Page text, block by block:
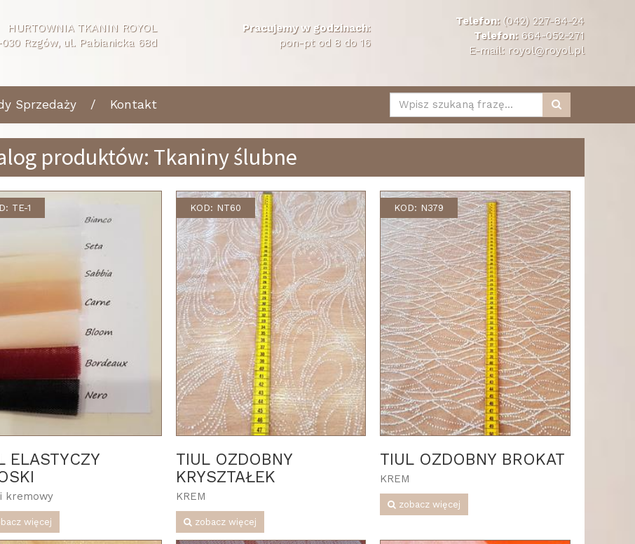
HURTOWNIA TKANIN ROYOL
030 Rzgów, ul. Pabianicka 68d
Pracujemy w godzinach:
pon-pt od 8 do 16
Telefon:(042) 227-84-24
Telefon:664-052-271
E-mail: royol@royol.pl
Sprzedaży Kontakt
produktów: Tkaniny ślubne
TE-1
ELASTYCZY
kremowy
więcej
KOD: NT60
TIUL OZDOBNY
KRYSZTAŁEK
KREM
zobacz więcej
KOD: N379
TIUL OZDOBNY BROKAT
KREM
zobacz więcej